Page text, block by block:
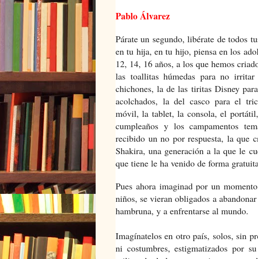
Pablo Álvarez
Párate un segundo, libérate de todos
en tu hija, en tu hijo, piensa en los
12, 14, 16 años, a los que hemos
las toallitas húmedas para no
chichones, la de las tiritas Disney
acolchados, la del casco para el
móvil, la tablet, la consola, el
cumpleaños y los campamentos
recibido un no por respuesta, la que
Shakira, una generación a la que le
que tiene le ha venido de forma
Pues ahora imaginad por un
niños, se vieran obligados a
hambruna, y a enfrentarse al mundo.
Imagínatelos en otro país, solos, sin
ni costumbres, estigmatizados por